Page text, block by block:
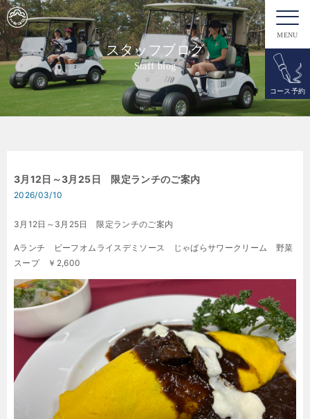
MENU
コース予約
スタッフブログ
Staff blog
3月12日～3月25日 限定ランチのご案内
2026/03/10
3月12日～3月25日 限定ランチのご案内
Aランチ ビーフオムライスデミソース じゃばらサワークリーム 野菜
スープ ￥2,600